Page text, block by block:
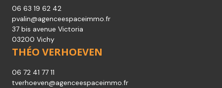
06 63 19 62 42
pvalin@agenceespaceimmo.fr
37 bis avenue Victoria
03200 Vichy
THÉO VERHOEVEN
06 72 41 77 11
tverhoeven@agenceespaceimmo.fr